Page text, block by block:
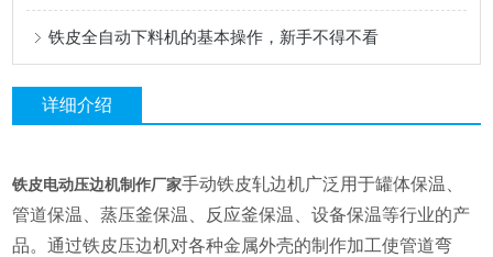
铁皮全自动下料机的基本操作，新手不得不看
详细介绍
铁皮电动压边机制作厂家手动铁皮轧边机广泛用于罐体保温、
管道保温、蒸压釜保温、反应釜保温、设备保温等行业的产
品。通过铁皮压边机对各种金属外壳的制作加工使管道弯